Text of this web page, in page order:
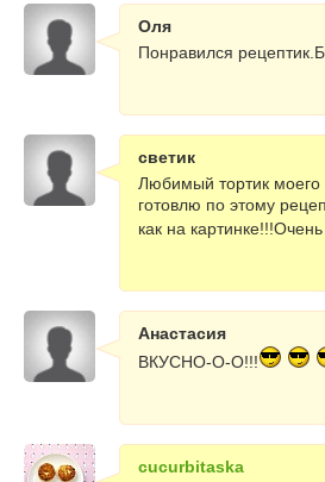
Оля
Понравился
светик
Любимый тортик
готовлю по этому
как на
Анастасия
ВКУСНО-О-О!!!
cucurbitaska